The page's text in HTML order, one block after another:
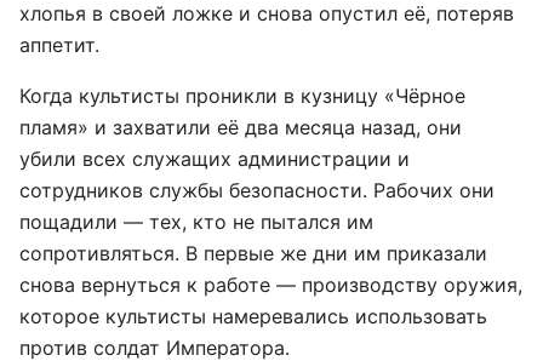
хлопья в своей ложке и снова опустил её, потеряв
аппетит.
Когда культисты проникли в кузницу «Чёрное
пламя» и захватили её два месяца назад, они
убили всех служащих администрации и
сотрудников службы безопасности. Рабочих они
пощадили — тех, кто не пытался им
сопротивляться. В первые же дни им приказали
снова вернуться к работе — производству оружия,
которое культисты намеревались использовать
против солдат Императора.